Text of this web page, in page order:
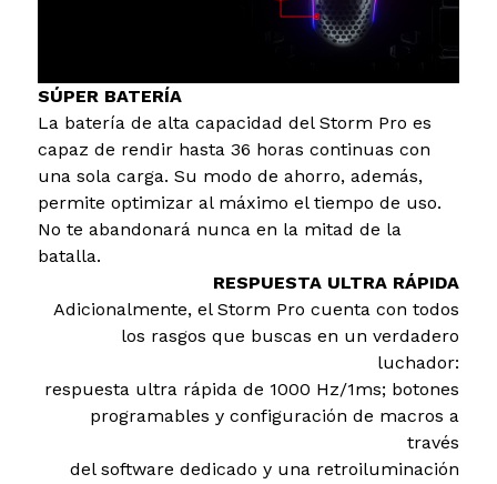
SÚPER BATERÍA
La batería de alta capacidad del Storm Pro es
capaz de rendir hasta 36 horas continuas con
una sola carga. Su modo de ahorro, además,
permite optimizar al máximo el tiempo de uso.
No te abandonará nunca en la mitad de la
batalla.
RESPUESTA ULTRA RÁPIDA
Adicionalmente, el Storm Pro cuenta con todos
los rasgos que buscas en un verdadero
luchador:
respuesta ultra rápida de 1000 Hz/1ms; botones
programables y configuración de macros a
través
del software dedicado y una retroiluminación